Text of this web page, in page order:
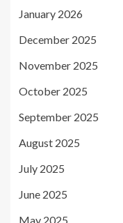
January 2026
December 2025
November 2025
October 2025
September 2025
August 2025
July 2025
June 2025
May 2025